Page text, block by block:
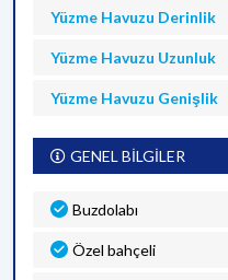
Yüzme Havuzu Derinlik
Yüzme Havuzu Uzunluk
Yüzme Havuzu Genişlik
GENEL BİLGİLER
Buzdolabı
Özel bahçeli